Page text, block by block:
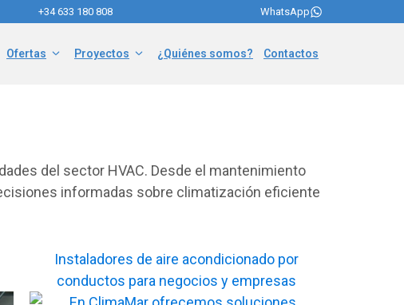
+34 633 180 808 WhatsApp
Ofertas Proyectos ¿Quiénes somos? Contactos
del sector HVAC. Desde el mantenimiento
informadas sobre climatización eficiente
Instaladores de aire acondicionado por
conductos para negocios y empresas